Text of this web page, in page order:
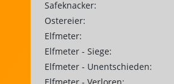
Safeknacker:
Ostereier:
Elfmeter:
Elfmeter - Siege:
Elfmeter - Unentschieden: